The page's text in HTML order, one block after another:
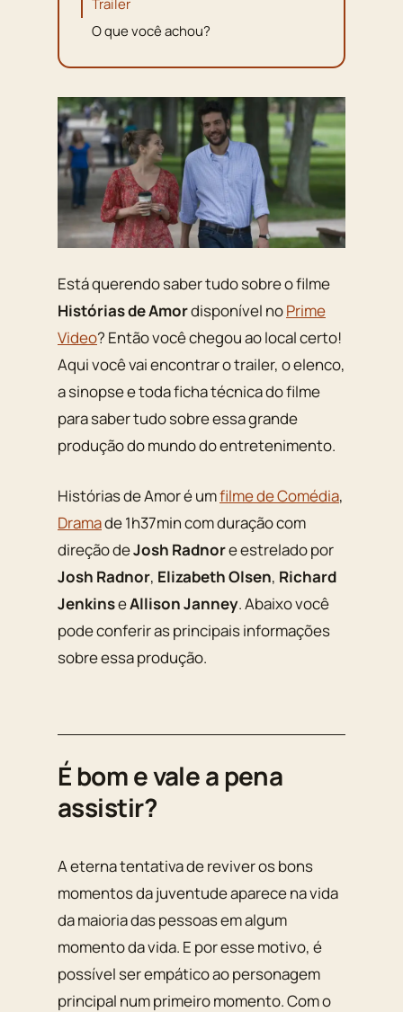
O que você achou?
Está querendo saber tudo sobre o filme
Histórias de Amordisponível noPrime
Video? Então você chegou ao local certo!
Aqui você vai encontrar o trailer, o elenco,
a sinopse e toda ficha técnica do filme
para saber tudo sobre essa grande
produção do mundo do entretenimento.
Histórias de Amor é umfilme de Comédia,
Dramade 1h37min com duração com
direção deJosh Radnore estrelado por
Josh Radnor, Elizabeth Olsen, Richard
JenkinseAllison Janney. Abaixo você
pode conferir as principais informações
sobre essa produção.
É bom e vale a pena
assistir?
A eterna tentativa de reviver os bons
momentos da juventude aparece na vida
da maioria das pessoas em algum
momento da vida. E por esse motivo, é
possível ser empático ao personagem
principal num primeiro momento. Com o